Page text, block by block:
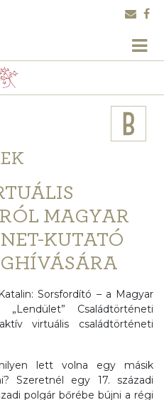
MAGYAR
KUTATÓ
Sorsfordító – a Magyar
Családtörténeti
virtuális családtörténeti
lett volna egy másik
Szeretnél egy 17. századi
polgár bőrébe bújni a régi